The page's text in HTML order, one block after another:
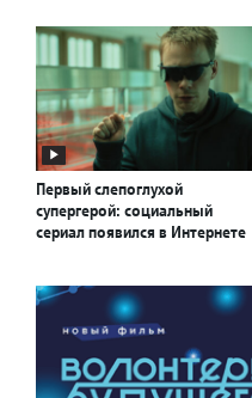
Первый слепоглухой
супергерой: социальный
сериал появился в Интернете